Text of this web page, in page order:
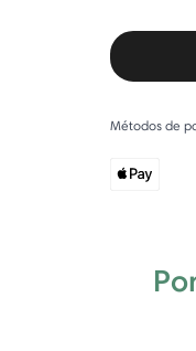
Métodos de